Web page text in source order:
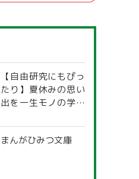
【自由研究にもぴっ
たり】夏休みの思い
出を一生モノの学び
探究ガイド
まんがひみつ文庫